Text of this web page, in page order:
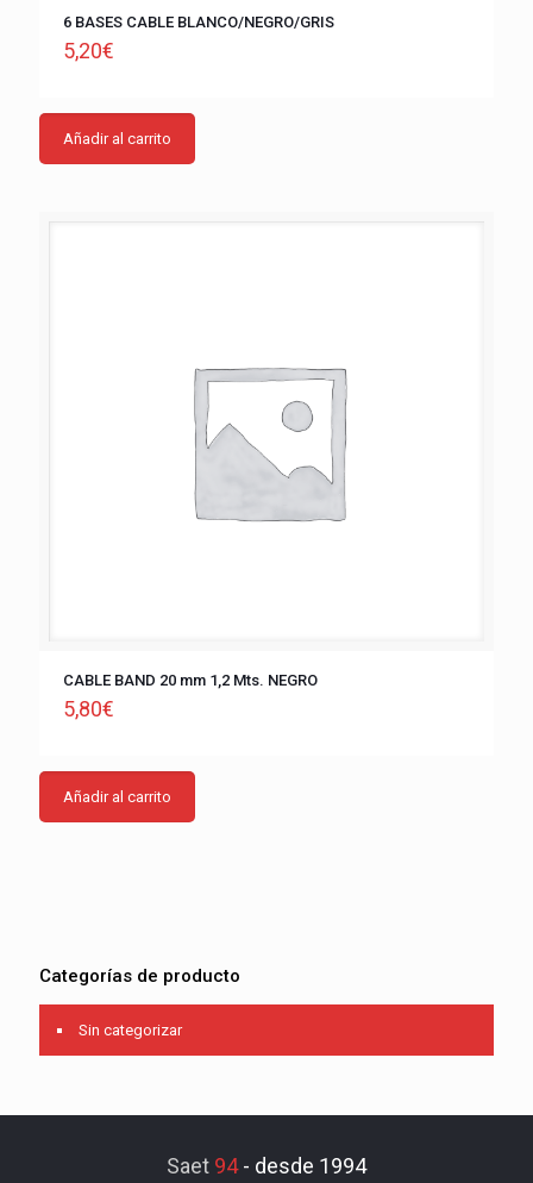
6 BASES CABLE BLANCO/NEGRO/GRIS
5,20€
Añadir al carrito
CABLE BAND 20 mm 1,2 Mts. NEGRO
5,80€
Añadir al carrito
Categorías de producto
Sin categorizar
Saet 94- desde 1994